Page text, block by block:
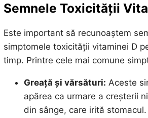
Semnele Toxicității
Este important să recunoaștem
simptomele toxicității vitaminei D
timp. Printre cele mai comune
Greață și vărsături: Aceste
apărea ca urmare a creșterii
din sânge, care irită stomacul.